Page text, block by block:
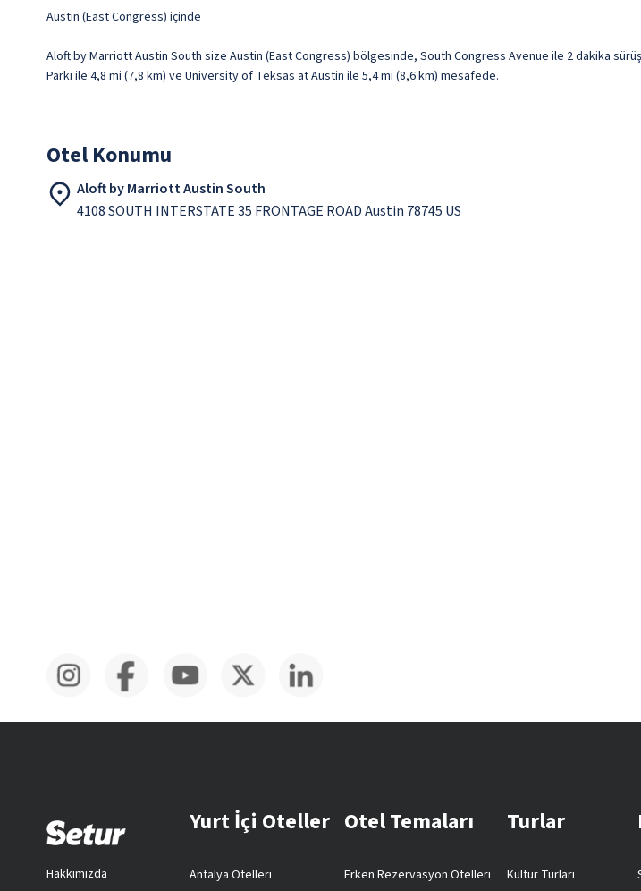
Austin (East Congress) içinde
Aloft by Marriott Austin South size Austin (East Congress) bölgesinde, South Congress Avenue ile 2 dakika
Parkı ile 4,8 mi (7,8 km) ve University of Teksas at Austin ile 5,4 mi (8,6 km) mesafede.
Otel Konumu
Aloft by Marriott Austin South
4108 SOUTH INTERSTATE 35 FRONTAGE ROAD Austin 78745 US
Hakkımızda
Yurt İçi Oteller
Antalya Otelleri
Otel Temaları
Erken Rezervasyon Otelleri
Turlar
Kültür Turları